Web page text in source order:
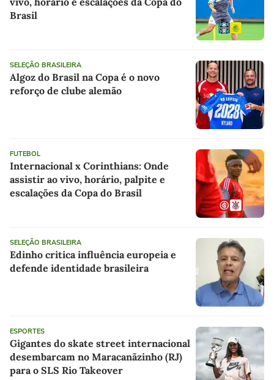
Brasil
SELEÇÃO BRASILEIRA
Algoz do Brasil na Copa é o novo
reforço de clube alemão
FUTEBOL
Internacional x Corinthians: Onde
assistir ao vivo, horário, palpite e
escalações da Copa do Brasil
SELEÇÃO BRASILEIRA
Edinho critica influência europeia e
defende identidade brasileira
ESPORTES
Gigantes do skate street internacional
desembarcam no Maracanãzinho (RJ)
para o SLS Rio Takeover